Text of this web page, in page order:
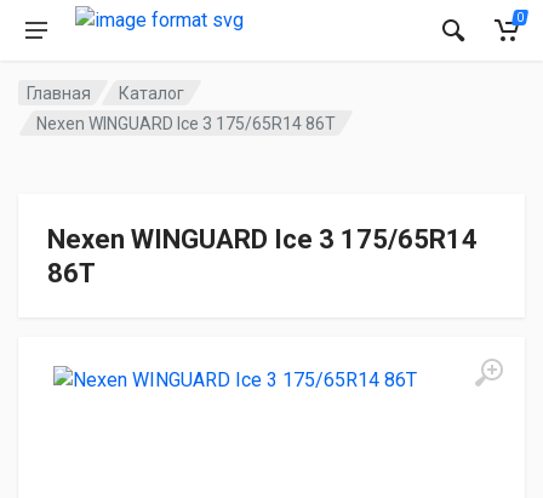
0
Главная
Каталог
Nexen WINGUARD Ice 3 175/65R14 86T
Nexen WINGUARD Ice 3 175/65R14
86T